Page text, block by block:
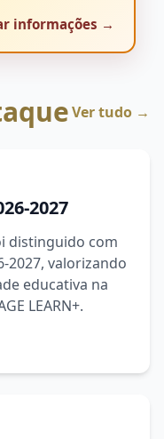
informações →
Ver tudo →
2027
distinguido com
2027, valorizando
educativa na
LEARN+.